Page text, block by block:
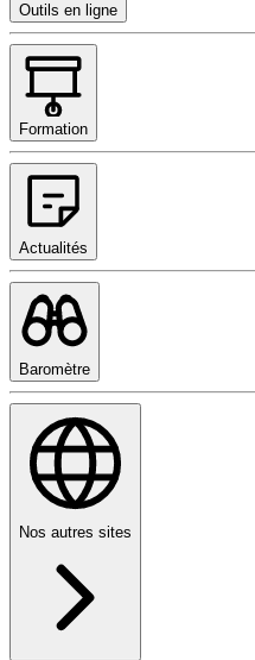
Outils en ligne
Formation
Actualités
Baromètre
Nos autres sites